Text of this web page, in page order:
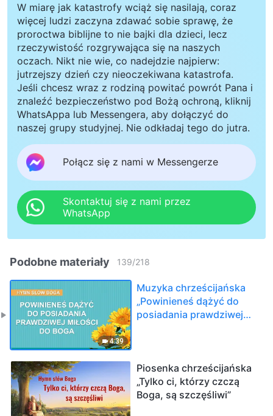
W miarę jak katastrofy wciąż się nasilają, coraz
więcej ludzi zaczyna zdawać sobie sprawę, że
proroctwa biblijne to nie bajki dla dzieci, lecz
rzeczywistość rozgrywająca się na naszych
oczach. Nikt nie wie, co nadejdzie najpierw:
jutrzejszy dzień czy nieoczekiwana katastrofa.
Jeśli chcesz wraz z rodziną powitać powrót Pana i
znaleźć bezpieczeństwo pod Bożą ochroną, kliknij
WhatsAppa lub Messengera, aby dołączyć do
naszej grupy studyjnej. Nie odkładaj tego do jutra.
Połącz się z nami w Messengerze
Skontaktuj się z nami przez
WhatsApp
Podobne materiały 139/218
4:39
Muzyka chrześcijańska
„Powinieneś dążyć do
posiadania prawdziwej
Piosenka chrześcijańska
„Tylko ci, którzy czczą
Boga, są szczęśliwi”